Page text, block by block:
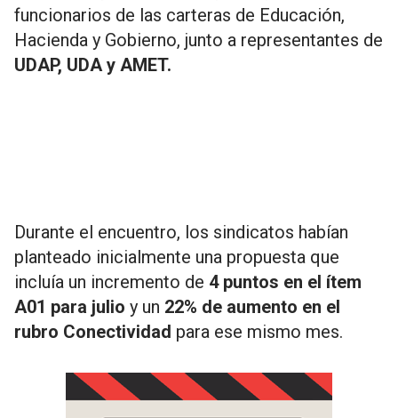
funcionarios de las carteras de Educación,
Hacienda y Gobierno, junto a representantes de
UDAP, UDA y AMET.
Durante el encuentro, los sindicatos habían
planteado inicialmente una propuesta que
incluía un incremento de 4 puntos en el ítem
A01 para julio y un 22% de aumento en el
rubro Conectividad para ese mismo mes.